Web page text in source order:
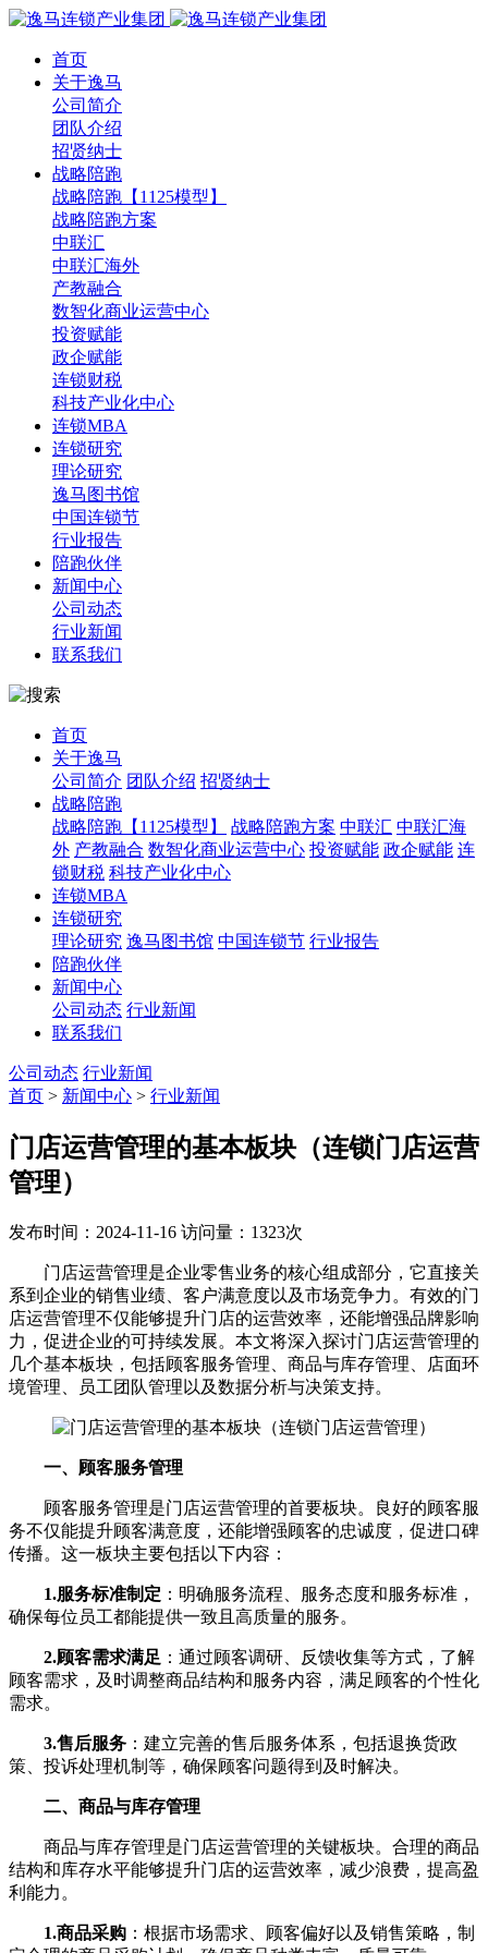
首页
关于逸马
公司简介
团队介绍
招贤纳士
战略陪跑
战略陪跑【1125模型】
战略陪跑方案
中联汇
中联汇海外
产教融合
数智化商业运营中心
投资赋能
政企赋能
连锁财税
科技产业化中心
连锁MBA
连锁研究
理论研究
逸马图书馆
中国连锁节
行业报告
陪跑伙伴
新闻中心
公司动态
行业新闻
联系我们
首页
关于逸马
公司简介 团队介绍 招贤纳士
战略陪跑
战略陪跑【1125模型】
战略陪跑方案 中联汇 中联汇海
外 产教融合 数智化商业运营中心 投资赋能 政企赋能 连
锁财税 科技产业化中心
连锁MBA
连锁研究
理论研究 逸马图书馆 中国连锁节 行业报告
陪跑伙伴
新闻中心
公司动态 行业新闻
联系我们
公司动态 行业新闻
首页 > 新闻中心 > 行业新闻
门店运营管理的基本板块（连锁门店运营
管理）
发布时间：2024-11-16 访问量：1323次
门店运营管理是企业零售业务的核心组成部分，它直接关
系到企业的销售业绩、客户满意度以及市场竞争力。有效的门
店运营管理不仅能够提升门店的运营效率，还能增强品牌影响
力，促进企业的可持续发展。本文将深入探讨门店运营管理的
几个基本板块，包括顾客服务管理、商品与库存管理、店面环
境管理、员工团队管理以及数据分析与决策支持。
一、顾客服务管理
顾客服务管理是门店运营管理的首要板块。良好的顾客服
务不仅能提升顾客满意度，还能增强顾客的忠诚度，促进口碑
传播。这一板块主要包括以下内容：
1.服务标准制定 ：明确服务流程、服务态度和服务标准，
确保每位员工都能提供一致且高质量的服务。
2.顾客需求满足 ：通过顾客调研、反馈收集等方式，了解
顾客需求，及时调整商品结构和服务内容，满足顾客的个性化
需求。
3.售后服务 ：建立完善的售后服务体系，包括退换货政
策、投诉处理机制等，确保顾客问题得到及时解决。
二、商品与库存管理
商品与库存管理是门店运营管理的关键板块。合理的商品
结构和库存水平能够提升门店的运营效率，减少浪费，提高盈
利能力。
1.商品采购 ：根据市场需求、顾客偏好以及销售策略，制